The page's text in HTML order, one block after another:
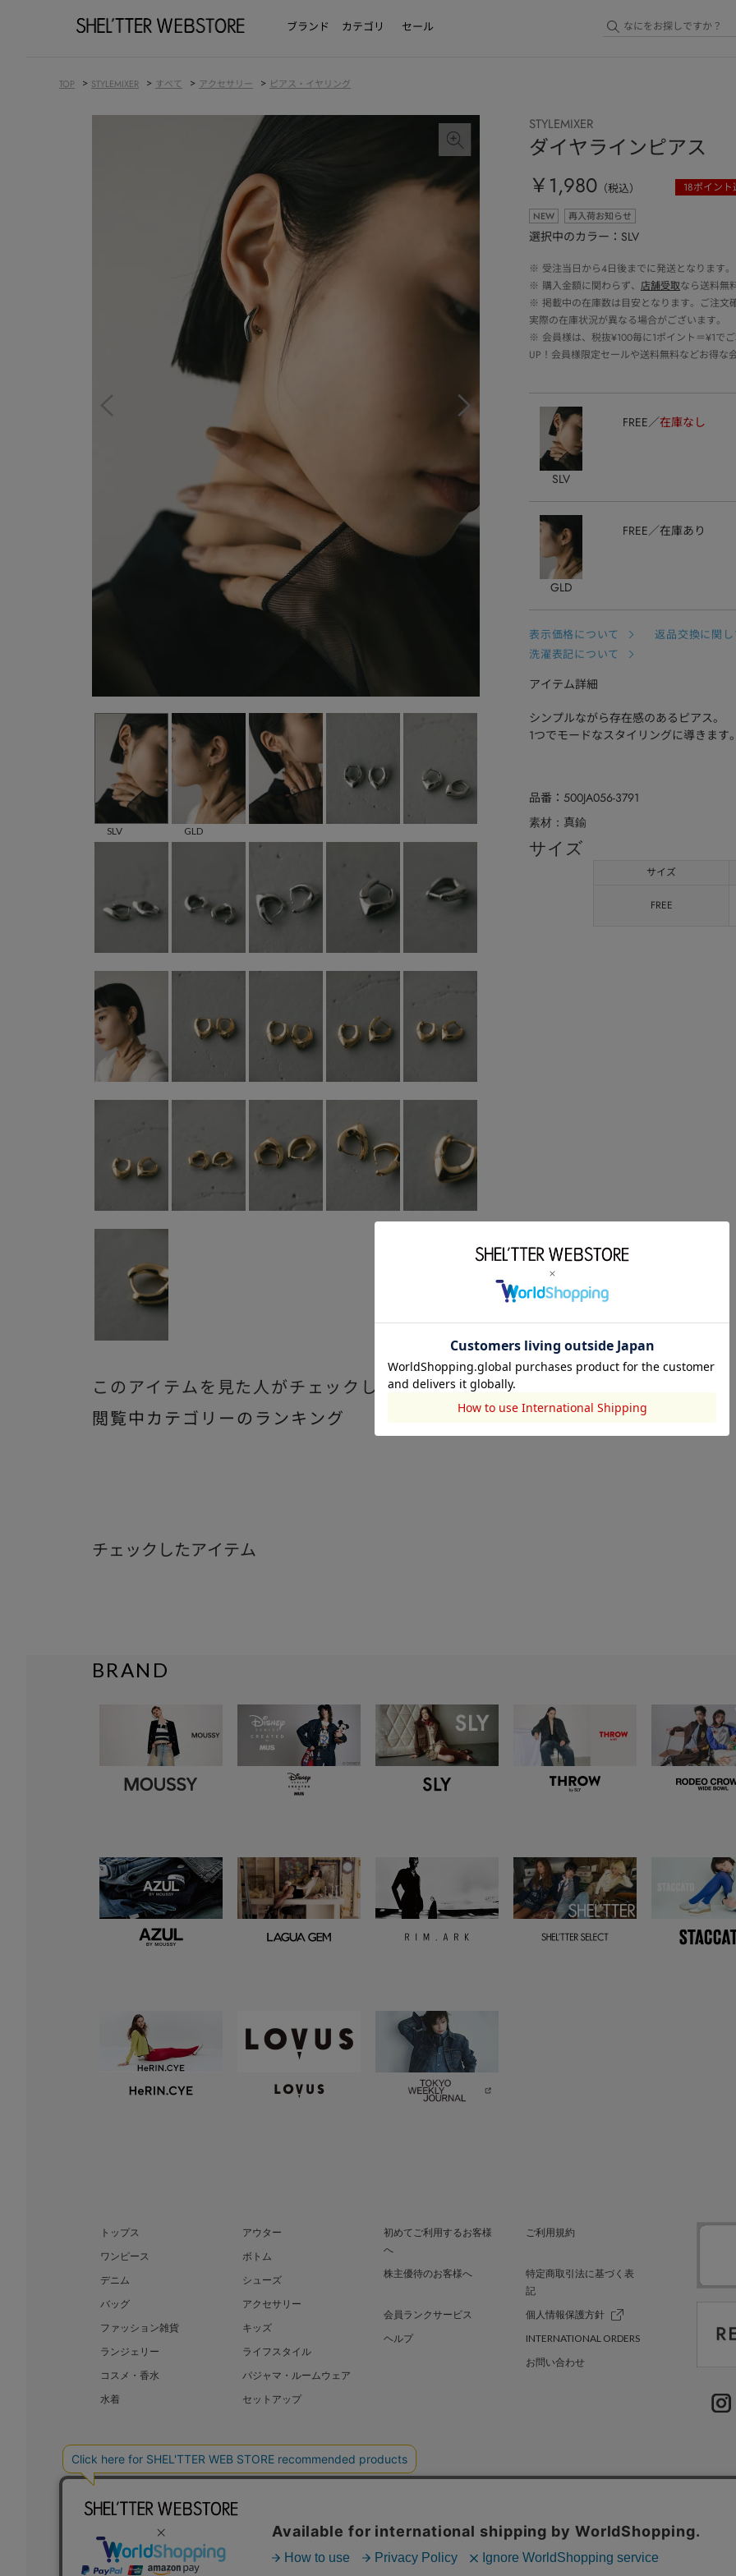
ブランド カテゴリ セール
TOP > STYLEMIXER > すべて > アクセサリー > ピアス・イヤリング
SLV GLD
STYLEMIXER
ダイヤラインピアス
￥1,980 （税込） 18ポイント
NEW 再入荷お知らせ
選択中のカラー：SLV
※ 受注当日から4日後までに発送となります
※ 購入金額に関わらず、 店舗受取なら送料無
※ 掲載中の在庫数は目安となります。ご注文
実際の在庫状況が異なる場合がございます。
※ 会員様は、税抜¥100毎に1ポイント＝¥1で
UP！会員様限定セールや送料無料などお得な
SLV
FREE 在庫なし
GLD
FREE 在庫あり
表示価格について 返品交換に関し
洗濯表記について
アイテム詳細
シンプルながら存在感のあるピアス。
1つでモードなスタイリングに導きます。
品番 500JA056-3791
素材 真鍮
サイズ
サイズ
FREE
このアイテムを見た人がチェックしている商品
閲覧中カテゴリーのランキング
チェックしたアイテム
BRAND
トップス
アウター
ワンピース
ボトム
デニム
シューズ
バッグ
アクセサリー
ファッション雑貨
キッズ
ランジェリー
ライフスタイル
コスメ・香水
パジャマ・ルームウェア
水着
セットアップ
初めてご利用するお客様
へ
ご利用規約
株主優待のお客様へ
特定商取引法に基づく表
記
会員ランクサービス
個人情報保護方針
ヘルプ
INTERNATIONAL ORDERS
お問い合わせ
BAROQUE JAPAN LIMITED SHEL’TTER GREEN 採用情報